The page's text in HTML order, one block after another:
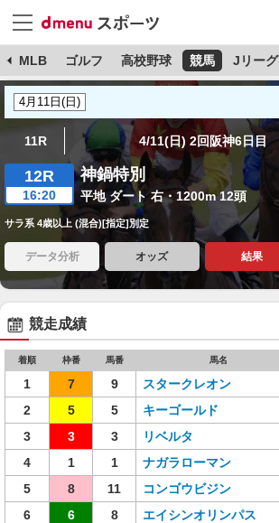
MLB ゴルフ 高校野球 競馬 Jリーグ
11R 4/11(日) 2回阪神6日目
12R
16:20
神鍋特別
平地 ダート 右・1200m 12頭
サラ系 4歳以上 (混合)[指定]別定
データ分析 オッズ 結果
競走成績
着順 枠番 馬番 馬名
1 7 9 スタークレオン
2
5 5 キーゴールド
3
3 3 リベルタ
4
1 1 ナガラローマン
5
8 11 コンゴウビジン
6
6 8 エイシンオリンパス